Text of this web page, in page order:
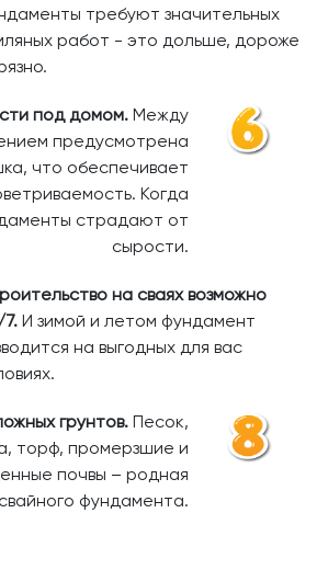
требуют значительных
работ - это дольше, дороже
под домом. Между
предусмотрена
что обеспечивает
Когда
страдают от
сырости.
на сваях возможно
И зимой и летом фундамент
на выгодных для вас
грунтов. Песок,
торф, промерзшие и
почвы – родная
фундамента.